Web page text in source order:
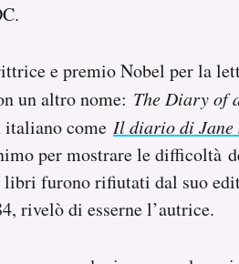
e premio Nobel per la
un altro nome: The Diary of
come Il diario di Jane
per mostrare le difficoltà
furono rifiutati dal suo
rivelò di esserne l’autrice.